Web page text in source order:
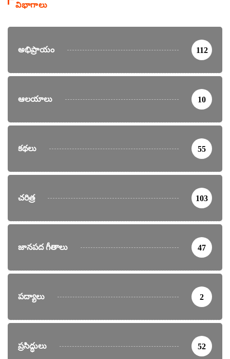
విభాగాలు
అభిప్రాయం 112
ఆలయాలు 10
కథలు 55
చరిత్ర 103
జానపద గీతాలు 47
పద్యాలు 2
ప్రసిద్ధులు 52